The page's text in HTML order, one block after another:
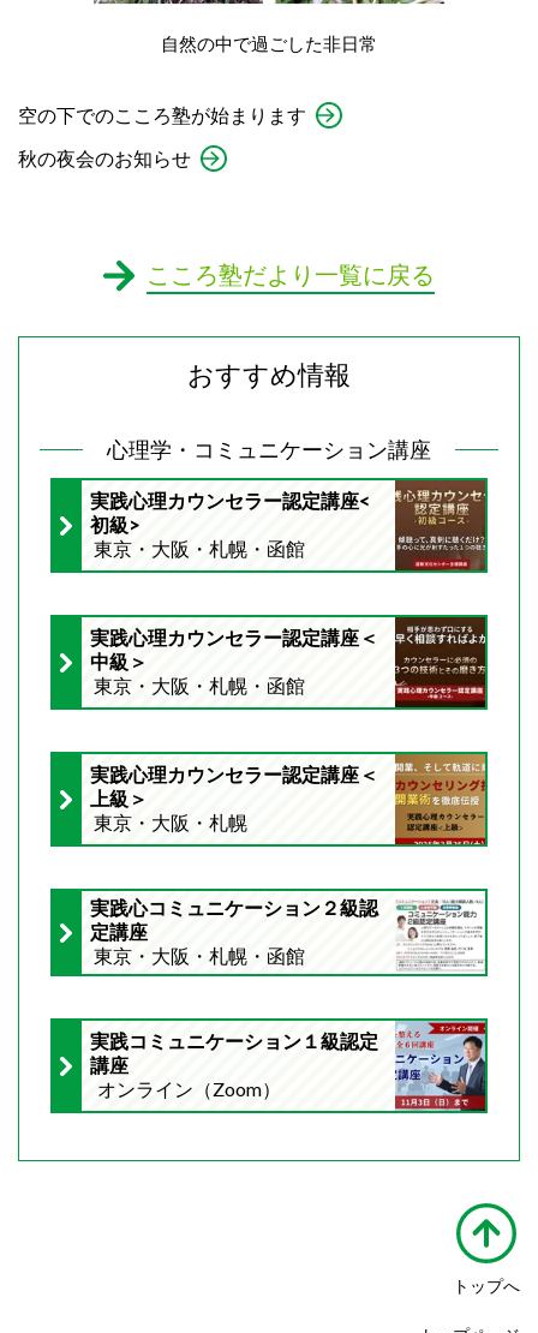
自然の中で過ごした非日常
空の下でのこころ塾が始まります
秋の夜会のお知らせ
こころ塾だより一覧に戻る
おすすめ情報
心理学・コミュニケーション講座
実践心理カウンセラー認定講座<
初級>
東京・大阪・札幌・函館
実践心理カウンセラー認定講座＜
中級＞
東京・大阪・札幌・函館
実践心理カウンセラー認定講座＜
上級＞
東京・大阪・札幌
実践心コミュニケーション２級認
定講座
東京・大阪・札幌・函館
実践コミュニケーション１級認定
講座
オンライン（Zoom）
トップへ